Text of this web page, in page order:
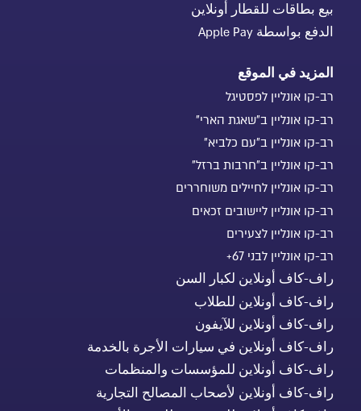
بيع بطاقات للقطار أونلاين
الدفع بواسطة Apple Pay
المزيد في الموقع
רב-קו אונליין לפסטיגל
רב-קו אונליין ב"שאגת הארי"
רב-קו אונליין ב"עם כלביא"
רב-קו אונליין ב"חרבות ברזל"
רב-קו אונליין לחיילים משוחררים
רב-קו אונליין ליישובים זכאים
רב-קו אונליין לצעירים
רב-קו אונליין לבני 67+
راف-كاف أونلاين لكبار السن
راف-كاف أونلاين للطلاب
راف-كاف أونلاين للآيفون
راف-كاف أونلاين في سيارات الأجرة بالخدمة
راف-كاف أونلاين للمؤسسات والمنظمات
راف-كاف أونلاين لأصحاب المصالح التجارية